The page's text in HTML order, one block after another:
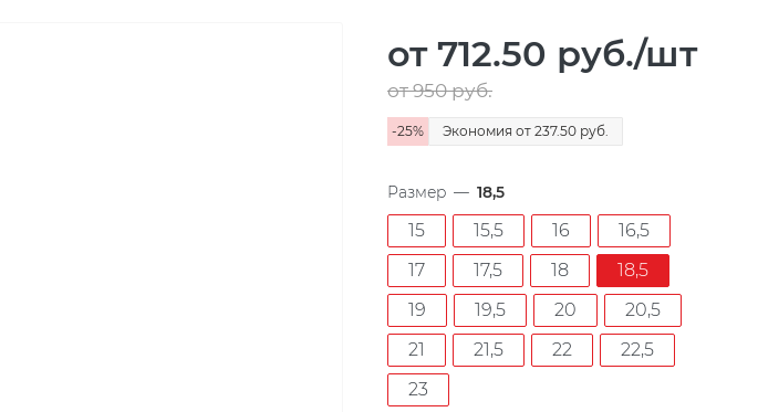
от 712.50 руб./шт
от 950руб.
-25% Экономия от 237.50 руб.
Размер — 18,5
15 15,5 16
16,5
17
17,5 18
18,5
19
19,5 20
20,5
21
21,5 22
22,5
23